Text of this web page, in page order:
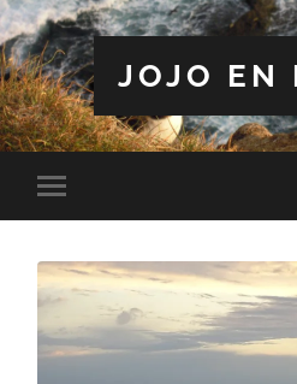
JOJO EN
Toggle
mobile